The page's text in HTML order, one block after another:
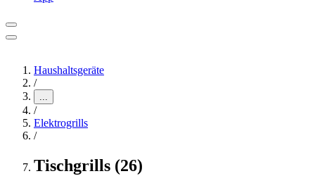
Haushaltsgeräte
/
...
/
Elektrogrills
/
Tischgrills (26)